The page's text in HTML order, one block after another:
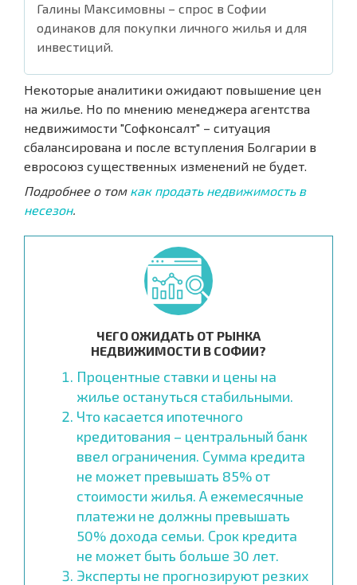
Галины Максимовны – спрос в Софии
одинаков для покупки личного жилья и для
инвестиций.
Некоторые аналитики ожидают повышение цен
на жилье. Но по мнению менеджера агентства
недвижимости "Софконсалт" – ситуация
сбалансирована и после вступления Болгарии в
евросоюз существенных изменений не будет.
Подробнее о том как продать недвижимость в
несезон.
ЧЕГО ОЖИДАТЬ ОТ РЫНКА
НЕДВИЖИМОСТИ В СОФИИ?
Процентные ставки и цены на
жилье остануться стабильными.
Что касается ипотечного
кредитования – центральный банк
ввел ограничения. Сумма кредита
не может превышать 85% от
стоимости жилья. А ежемесячные
платежи не должны превышать
50% дохода семьи. Срок кредита
не может быть больше 30 лет.
Эксперты не прогнозируют резких